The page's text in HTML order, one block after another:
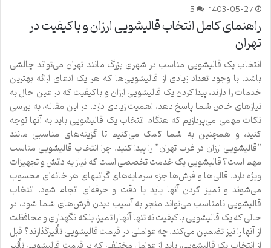
1403-05-27
5
راهنمای کامل انتخاب قالیشویی ارزان و باکیفیت در
تهران
انتخاب یک قالیشویی مناسب در شهری بزرگ مانند تهران می‌تواند چالشی
باشد. با وجود تعداد زیادی از قالیشویی‌ها که هر یک ادعای ارائه بهترین
خدمات را دارند، پیدا کردن یک قالیشویی ارزان و باکیفیت که در عین حال به
نیازهای خاص شما پاسخ دهد، اهمیت زیادی دارد. در این مقاله، به بررسی
نکات مهمی می‌پردازیم که هنگام انتخاب یک قالیشویی باید به آنها توجه
کنید، و همچنین به شما کمک می‌کنیم تا گزینه‌های مناسبی مانند
“قالیشویی ارزان در غرب تهران” را پیدا کنید. چرا انتخاب قالیشویی مناسب
مهم است؟ قالیشویی یک خدمت تخصصی است که نیاز به دانش و تجهیزات
ویژه دارد. قالی‌ها و فرش‌ها جزء سرمایه‌های گرانبهای هر خانه‌ای محسوب
می‌شوند و تمیز کردن آنها باید با دقت و حرفه‌ای انجام شود. انتخاب
قالیشویی نامناسب می‌تواند منجر به آسیب دیدن فرش‌های شما شود، در
حالی که یک قالیشویی باکیفیت نه تنها آنها را تمیز، بلکه نگهداری و محافظت
از آنها را نیز تضمین می‌کند. چه عواملی در قیمت قالیشویی تأثیرگذارند؟ قبل